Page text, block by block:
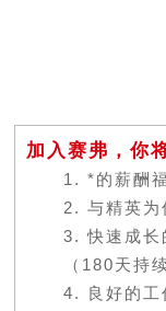
加入赛弗，你
1. *的薪酬
2. 与精英为
3. 快速成长
（180天持
4. 良好的工